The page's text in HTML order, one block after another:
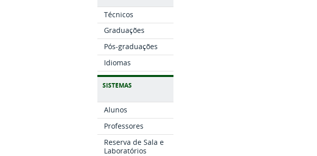
Técnicos
Graduações
Pós-graduações
Idiomas
SISTEMAS
Alunos
Professores
Reserva de Sala e
Laboratórios